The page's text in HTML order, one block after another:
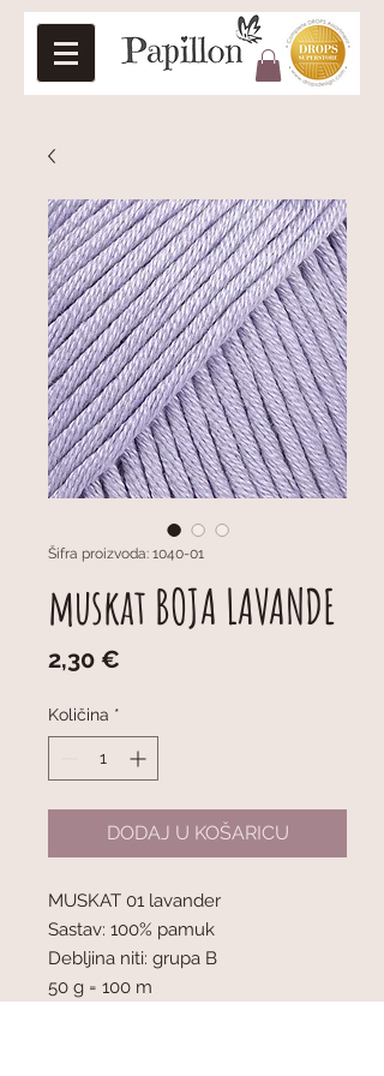
Šifra proizvoda: 1040-01
muskat BOJA LAVANDE
2,30 €
Količina *
DODAJ U KOŠARICU
MUSKAT 01 lavander
Sastav: 100% pamuk
Debljina niti: grupa B
50 g = 100 m